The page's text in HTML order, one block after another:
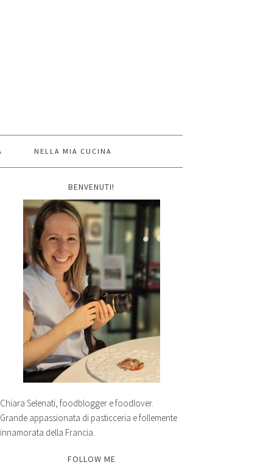
NELLA MIA CUCINA
BENVENUTI!
Chiara Selenati, foodblogger e foodlover.
Grande appassionata di pasticceria e follemente
innamorata della Francia.
FOLLOW ME